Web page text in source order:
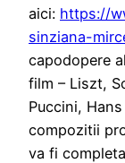
aici: https://
sinziana-
capodopere
film – Liszt,
Puccini,
compozitii
va fi